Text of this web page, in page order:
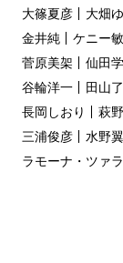
大篠夏彦
大畑
金井純
ケニー
菅原美架
仙田学
谷輪洋一
田山
長岡しおり
萩
三浦俊彦
水野翼
ラモーナ・ツァ